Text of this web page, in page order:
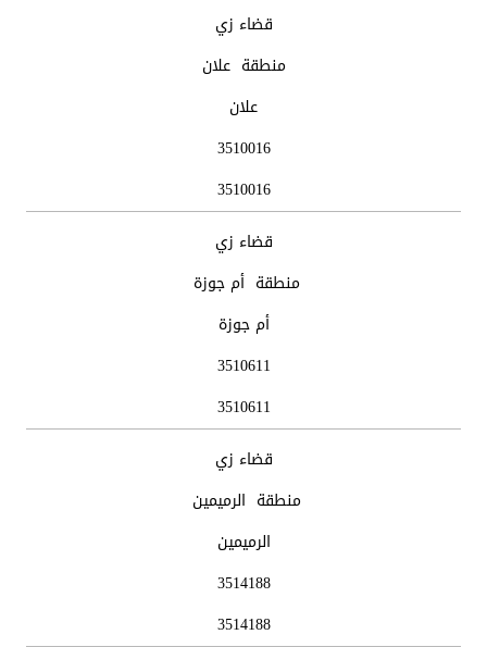
قضاء زي
منطقة علان
علان
3510016
3510016
قضاء زي
منطقة أم جوزة
أم جوزة
3510611
3510611
قضاء زي
منطقة الرميمين
الرميمين
3514188
3514188